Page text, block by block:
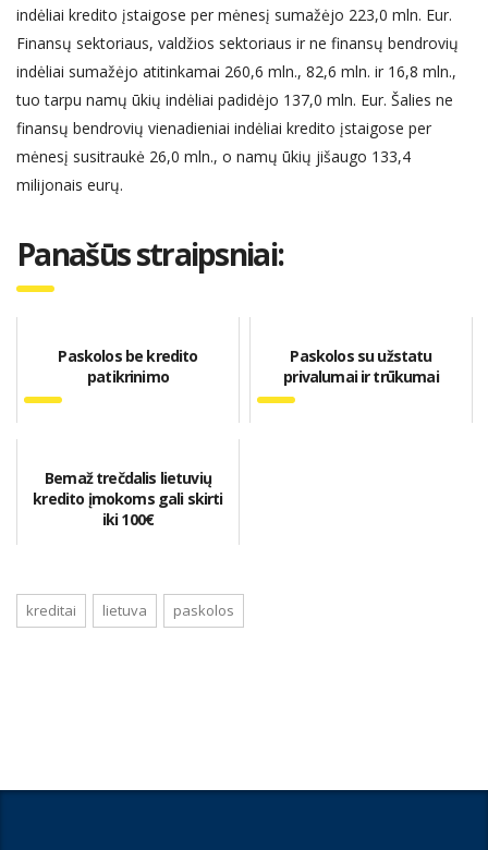
indėliai kredito įstaigose per mėnesį sumažėjo 223,0 mln. Eur.
Finansų sektoriaus, valdžios sektoriaus ir ne finansų bendrovių
indėliai sumažėjo atitinkamai 260,6 mln., 82,6 mln. ir 16,8 mln.,
tuo tarpu namų ūkių indėliai padidėjo 137,0 mln. Eur. Šalies ne
finansų bendrovių vienadieniai indėliai kredito įstaigose per
mėnesį susitraukė 26,0 mln., o namų ūkių jišaugo 133,4
milijonais eurų.
Panašūs straipsniai:
Paskolos be kredito
patikrinimo
Paskolos su užstatu
privalumai ir trūkumai
Bemaž trečdalis lietuvių
kredito įmokoms gali skirti
iki 100€
kreditai lietuva paskolos